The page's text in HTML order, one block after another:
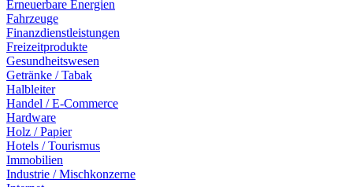
Erneuerbare Energien
Fahrzeuge
Finanzdienstleistungen
Freizeitprodukte
Gesundheitswesen
Getränke / Tabak
Halbleiter
Handel / E-Commerce
Hardware
Holz / Papier
Hotels / Tourismus
Immobilien
Industrie / Mischkonzerne